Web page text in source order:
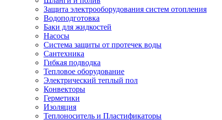
Защита электрооборудования систем отопления
Водоподготовка
Баки для жидкостей
Насосы
Система защиты от протечек воды
Сантехника
Гибкая подводка
Тепловое оборудование
Электрический теплый пол
Конвекторы
Герметики
Изоляция
Теплоноситель и Пластификаторы